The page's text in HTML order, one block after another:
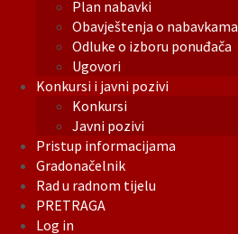
Plan nabavki
Obavještenja o nabavkama
Odluke o izboru ponuđača
Ugovori
Konkursi i javni pozivi
Konkursi
Javni pozivi
Pristup informacijama
Gradonačelnik
Rad u radnom tijelu
PRETRAGA
Log in